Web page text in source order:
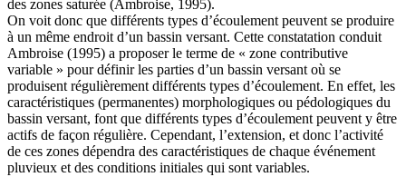
des zones saturée (Ambroise, 1995).
On voit donc que différents types d’écoulement peuvent se produire
à un même endroit d’un bassin versant. Cette constatation conduit
Ambroise (1995) a proposer le terme de « zone contributive
variable » pour définir les parties d’un bassin versant où se
produisent régulièrement différents types d’écoulement. En effet, les
caractéristiques (permanentes) morphologiques ou pédologiques du
bassin versant, font que différents types d’écoulement peuvent y être
actifs de façon régulière. Cependant, l’extension, et donc l’activité
de ces zones dépendra des caractéristiques de chaque événement
pluvieux et des conditions initiales qui sont variables.